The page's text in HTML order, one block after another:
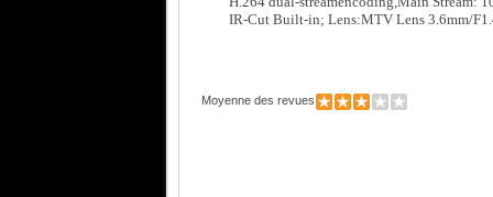
IR-Cut Built-in; Lens:MTV Lens 3.6mm/
Moyenne des revues